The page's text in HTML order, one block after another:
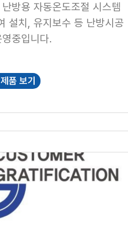
제공하는 것을 목표로 하며,
최적화된 설계를 통해 지속
스템을 만들어가고 있습니
방용 자동온도조절 시스템
설치, 유지보수 등 난방시공
중입니다.
품 보기